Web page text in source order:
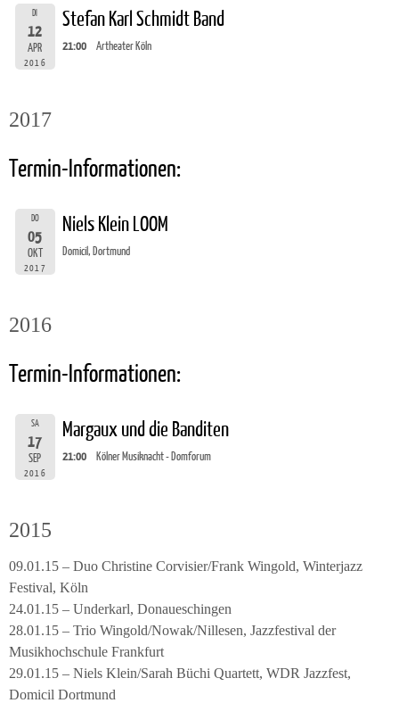
DI
12
APR
2016
Stefan Karl Schmidt Band
21:00 Artheater Köln
2017
Termin-Informationen:
DO
05
OKT
2017
Niels Klein LOOM
Domicil, Dortmund
2016
Termin-Informationen:
SA
17
SEP
2016
Margaux und die Banditen
21:00 Kölner Musiknacht - Domforum
2015
09.01.15 – Duo Christine Corvisier/Frank Wingold, Winterjazz
Festival, Köln
24.01.15 – Underkarl, Donaueschingen
28.01.15 – Trio Wingold/Nowak/Nillesen, Jazzfestival der
Musikhochschule Frankfurt
29.01.15 – Niels Klein/Sarah Büchi Quartett, WDR Jazzfest,
Domicil Dortmund